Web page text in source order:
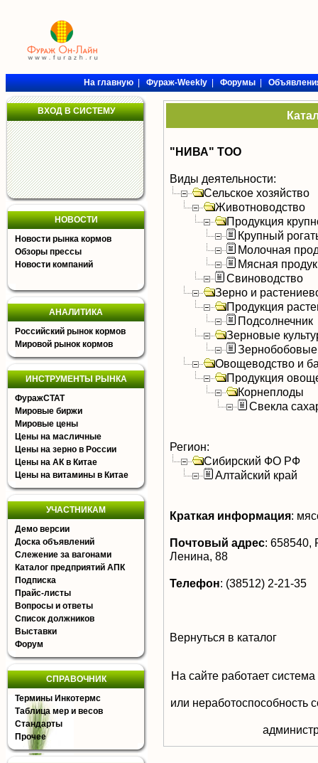
На главную|Фураж-Weekly|Форумы|
ВХОД В СИСТЕМУ
НОВОСТИ
Новости рынка кормов
Обзоры прессы
Новости компаний
АНАЛИТИКА
Российский рынок кормов
Мировой рынок кормов
ИНСТРУМЕНТЫ РЫНКА
ФуражСТАТ
Мировые биржи
Мировые цены
Цены на масличные
Цены на зерно в России
Цены на АК в Китае
Цены на витамины в Китае
УЧАСТНИКАМ
Демо версии
Доска объявлений
Слежение за вагонами
Каталог предприятий АПК
Подписка
Прайс-листы
Вопросы и ответы
Список должников
Выставки
Форум
СПРАВОЧНИК
Термины Инкотермс
Таблица мер и весов
Стандарты
Прочее
"НИВА" ТОО
Виды деятельности:
Сельское хозяйство
Животноводство
Продукция
Крупный
Молочная
Мясная
Свиноводство
Зерно и
Продукция
Подсолнечник
Зерновые
Зернобобовые
Овощеводство и
Продукция
Корнеплоды
Свекла
Регион:
Сибирский ФО РФ
Алтайский край
Краткая информация:
Почтовый адрес: 658540,
Ленина, 88
Телефон: (38512) 2-21-35
Вернуться в каталог
На сайте работает
или неработоспособность